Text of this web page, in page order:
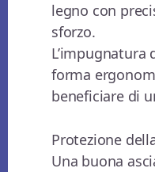
legno con
sforzo.
L’impugnatura
forma
beneficiare di
Protezione
Una buona